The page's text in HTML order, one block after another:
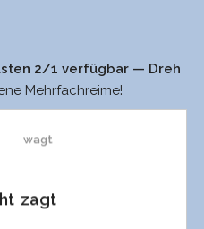
2/1 verfügbar — Dreh
Mehrfachreime!
wagt
zagt